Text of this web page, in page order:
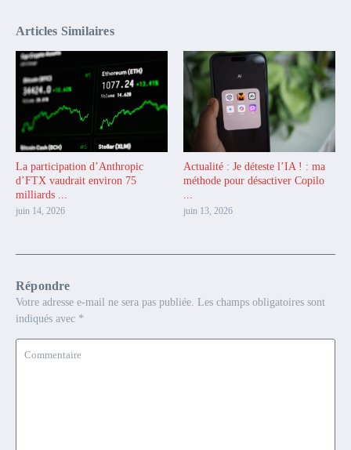
Articles Similaires
La participation d’Anthropic
d’FTX vaudrait environ 75
milliards ...
juin 14, 2026
Actualité : Je déteste l’IA ! : ma
méthode pour désactiver Copilo
...
juin 13, 2026
Répondre
Votre adresse e-mail ne sera pas publiée. Les champs obligatoires sont
indiqués avec *